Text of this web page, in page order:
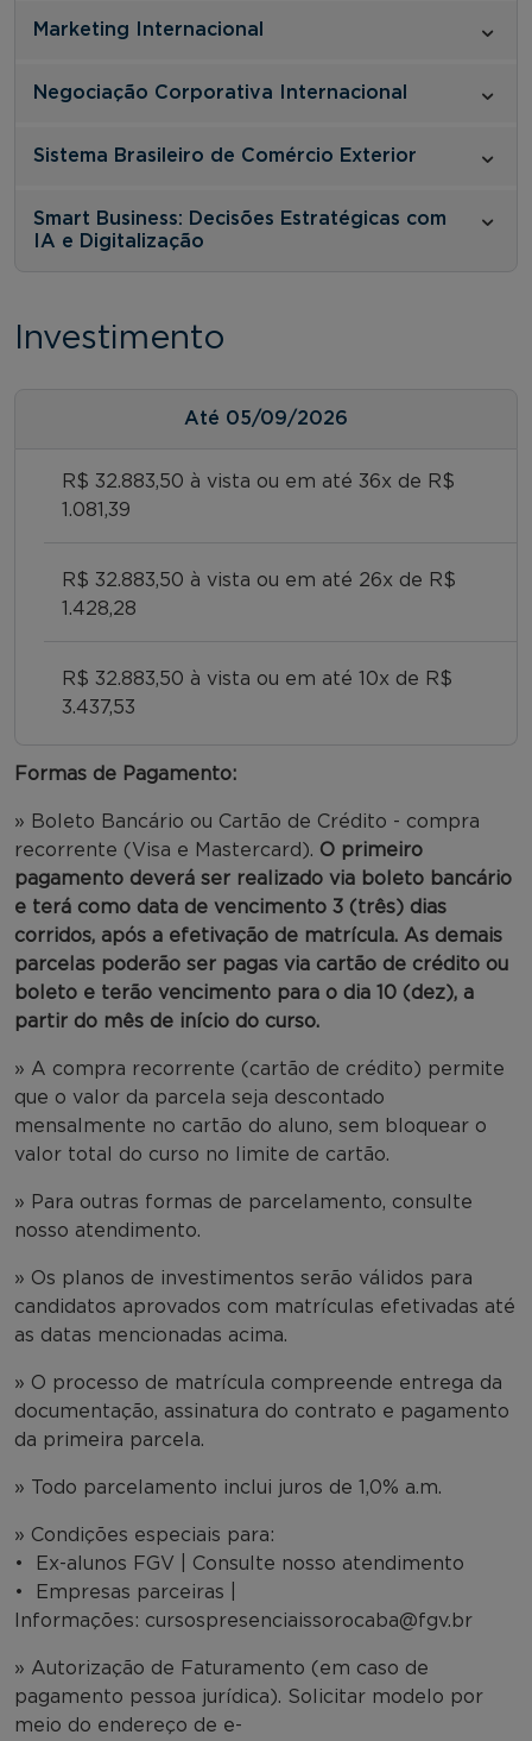
Marketing Internacional
Negociação Corporativa Internacional
Sistema Brasileiro de Comércio Exterior
Smart Business: Decisões Estratégicas com
IA e Digitalização
Investimento
Até 05/09/2026
R$ 32.883,50 à vista ou em até 36x de R$
1.081,39
R$ 32.883,50 à vista ou em até 26x de R$
1.428,28
R$ 32.883,50 à vista ou em até 10x de R$
3.437,53
Formas de Pagamento:
» Boleto Bancário ou Cartão de Crédito - compra
recorrente (Visa e Mastercard). O primeiro
pagamento deverá ser realizado via boleto bancário
e terá como data de vencimento 3 (três) dias
corridos, após a efetivação de matrícula. As demais
parcelas poderão ser pagas via cartão de crédito ou
boleto e terão vencimento para o dia 10 (dez), a
partir do mês de início do curso.
» A compra recorrente (cartão de crédito) permite
que o valor da parcela seja descontado
mensalmente no cartão do aluno, sem bloquear o
valor total do curso no limite de cartão.
» Para outras formas de parcelamento, consulte
nosso atendimento.
» Os planos de investimentos serão válidos para
candidatos aprovados com matrículas efetivadas até
as datas mencionadas acima.
» O processo de matrícula compreende entrega da
documentação, assinatura do contrato e pagamento
da primeira parcela.
» Todo parcelamento inclui juros de 1,0% a.m.
» Condições especiais para:
• Ex-alunos FGV | Consulte nosso atendimento
• Empresas parceiras |
Informações: cursospresenciaissorocaba@fgv.br
» Autorização de Faturamento (em caso de
pagamento pessoa jurídica). Solicitar modelo por
meio do endereço de e-